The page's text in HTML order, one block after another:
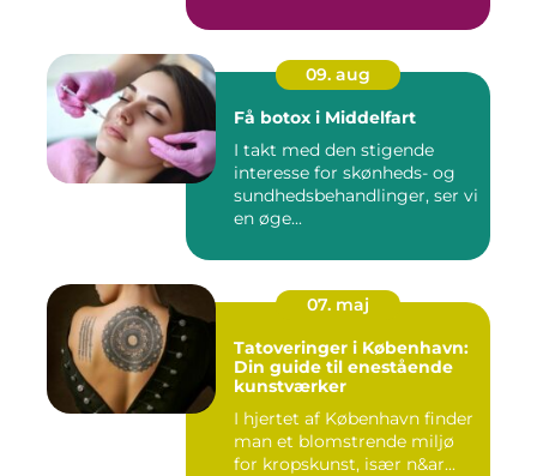
09. aug
Få botox i Middelfart
I takt med den stigende
interesse for skønheds- og
sundhedsbehandlinger, ser vi
en øge...
07. maj
Tatoveringer i København:
Din guide til enestående
kunstværker
I hjertet af København finder
man et blomstrende miljø
for kropskunst, især n&ar...